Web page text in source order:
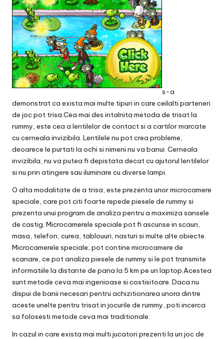
s-a
demonstrat ca exista mai multe tipuri in care ceilalti parteneri
de joc pot trisa.Cea mai des intalnita metoda de trisat la
rummy, este cea a lentilelor de contact si a cartilor marcate
cu cerneala invizibila. Lentilele nu pot crea probleme,
deoarece le purtati la ochi si nimeni nu va banui. Cerneala
invizibila, nu va putea fi depistata decat cu ajutorul lentilelor
si nu prin atingere sau iluminare cu diverse lampi.
O alta modalitate de a trisa, este prezenta unor microcamere
speciale, care pot citi foarte repede piesele de rummy si
prezenta unui program de analiza pentru a maximiza sansele
de castig. Microcamerele speciale pot fi ascunse in scaun,
masa, telefon, curea, tablouuri, nasturi si multe alte obiecte.
Microcamerele speciale, pot contine microcamere de
scanare, ce pot analiza piesele de rummy si le pot transmite
informatiile la distante de pana la 5 km pe un laptop.Acestea
sunt metode ceva mai ingenioase si costisitoare. Daca nu
dispui de banii necesari pentru achizitionarea unora dintre
aceste unelte pentru trisat in jocurile de rummy, poti incerca
sa folosesti metode ceva mai traditionale.
In cazul in care exista mai multi jucatori prezenti la un joc de